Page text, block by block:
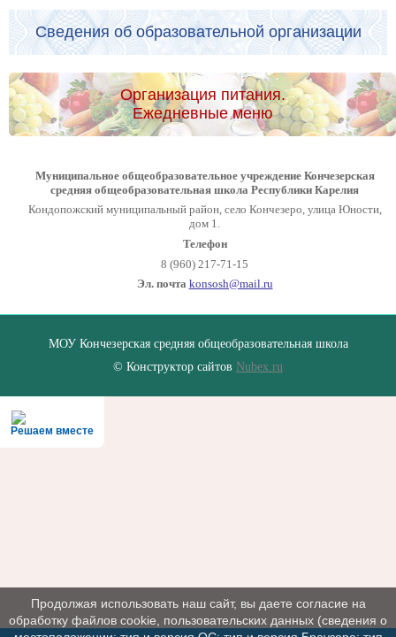
Сведения об образовательной организации
Организация питания.
Ежедневные меню
Муниципальное общеобразовательное учреждение Кончезерская
средняя общеобразовательная школа Республики Карелия
Кондопожский муниципальный район, село Кончезеро, улица Юности,
дом 1.
Телефон
8 (960) 217-71-15
Эл. почта konsosh@mail.ru
МОУ Кончезерская средняя общеобразовательная школа
© Конструктор сайтов Nubex.ru
Решаем вместе
Продолжая использовать наш сайт, вы даете согласие на
обработку файлов cookie, пользовательских данных (сведения о